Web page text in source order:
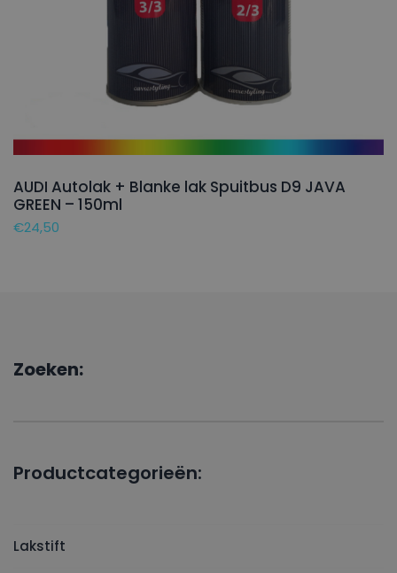
AUDI Autolak + Blanke lak Spuitbus D9 JAVA
GREEN – 150ml
€24,50
Zoeken:
Productcategorieën:
Lakstift